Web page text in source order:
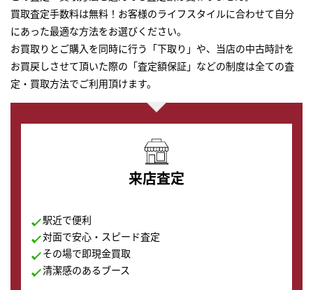
買取査定手数料は無料！お客様のライフスタイルに合わせて自分
にあった最適な方法をお選びください。
お買取りとご購入を同時に行う「下取り」や、当店の中古時計を
お買戻しさせて頂いた際の「査定額保証」などの制度は全ての査
定・買取方法でご利用頂けます。
来店査定
駅近で便利
対面で安心・スピード査定
その場で即現金買取
清潔感のあるブース